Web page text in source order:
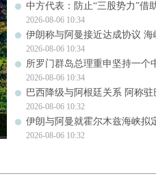
中方代表：防止“三股势力”借
2026-08-06 10:34
伊朗称与阿曼接近达成协议
2026-08-06 10:34
所罗门群岛总理重申坚持一个
2026-08-06 10:34
巴西降级与阿根廷关系 阿称驻
2026-08-06 10:32
伊朗与阿曼就霍尔木兹海峡拟
2026-08-06 10:32